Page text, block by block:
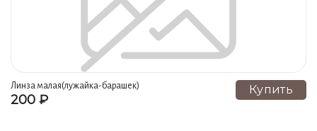
Линза малая(лужайка-барашек)
200 ₽
Купить